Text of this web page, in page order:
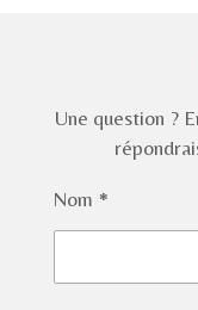
Une question ?
Nom *